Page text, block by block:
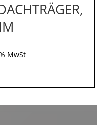
MwSt